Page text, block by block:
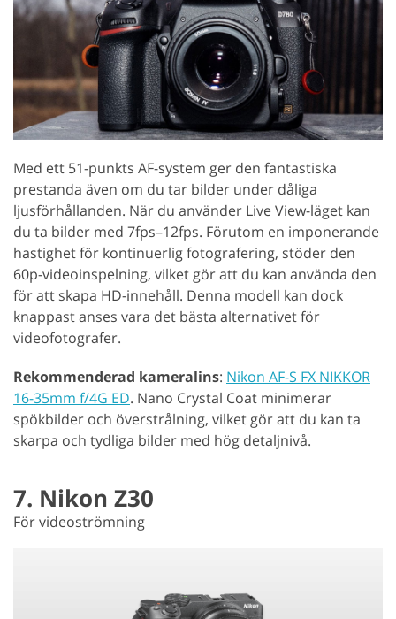
Med ett 51-punkts AF-system ger den fantastiska
prestanda även om du tar bilder under dåliga
ljusförhållanden. När du använder Live View-läget kan
du ta bilder med 7fps–12fps. Förutom en imponerande
hastighet för kontinuerlig fotografering, stöder den
60p-videoinspelning, vilket gör att du kan använda den
för att skapa HD-innehåll. Denna modell kan dock
knappast anses vara det bästa alternativet för
videofotografer.
Rekommenderad kameralins: Nikon AF-S FX NIKKOR
16-35mm f/4G ED. Nano Crystal Coat minimerar
spökbilder och överstrålning, vilket gör att du kan ta
skarpa och tydliga bilder med hög detaljnivå.
7. Nikon Z30
För videoströmning